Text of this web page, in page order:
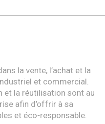
la vente, l’achat et la
et commercial.
et la réutilisation sont au
afin d’offrir à sa
et éco-responsable.